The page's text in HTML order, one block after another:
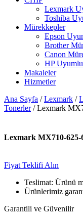
Lexmark
Toshiba
Mürekkepler
Epson
Brother
Canon
HP
Makaleler
Hizmetler
Ana Sayfa /Lexmark /
Tonerler/ Lexmark
Lexmark MX710-
Fiyat Teklifi Alın
Teslimat: Ürünü
Ürünlerimiz
Garantili ve Güvenilir